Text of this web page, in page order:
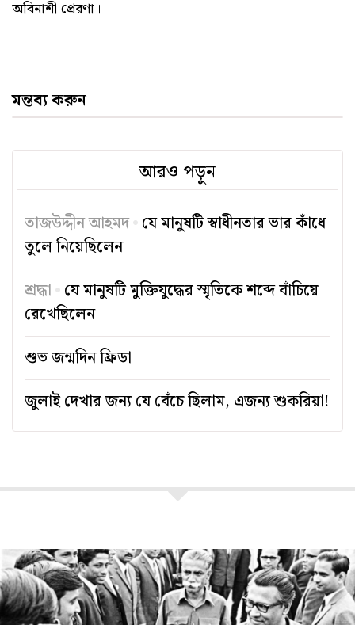
অবিনাশী প্রেরণা।
মন্তব্য করুন
আরও পড়ুন
তাজউদ্দীন আহমদ যে মানুষটি স্বাধীনতার ভার কাঁধে
তুলে নিয়েছিলেন
শ্রদ্ধা যে মানুষটি মুক্তিযুদ্ধের স্মৃতিকে শব্দে বাঁচিয়ে
রেখেছিলেন
শুভ জন্মদিন ফ্রিডা
জুলাই দেখার জন্য যে বেঁচে ছিলাম, এজন্য শুকরিয়া!